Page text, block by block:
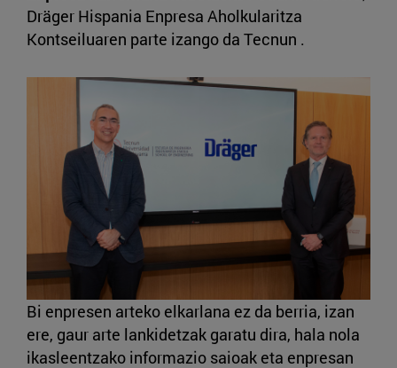
Dräger Hispania Enpresa Aholkularitza
Kontseiluaren parte izango da Tecnun .
Bi enpresen arteko elkarlana ez da berria, izan
ere, gaur arte lankidetzak garatu dira, hala nola
ikasleentzako informazio saioak eta enpresan